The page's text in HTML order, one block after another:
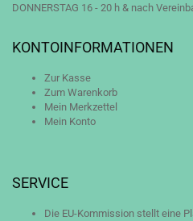
DONNERSTAG 16 - 20 h & nach
KONTOINFORMATIONEN
Zur Kasse
Zum Warenkorb
Mein Merkzettel
Mein Konto
SERVICE
Die EU-Kommission stellt eine